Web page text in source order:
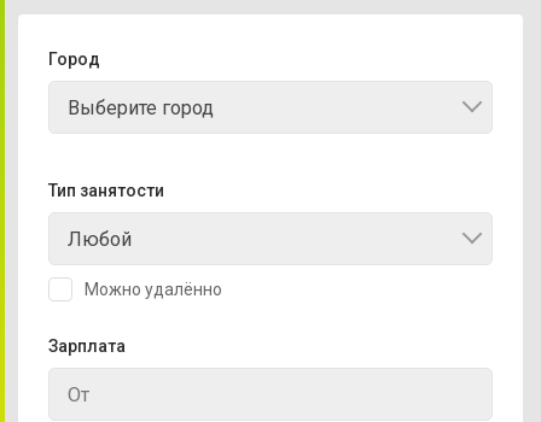
Город
Выберите город
Тип занятости
Любой
Можно удалённо
Зарплата